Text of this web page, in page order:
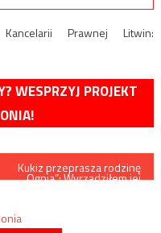
Prawnej Litwin:
WESPRZYJ PROJEKT
Kukiz przeprasza rodzinę
„Ognia”: Wyrządziłem jej